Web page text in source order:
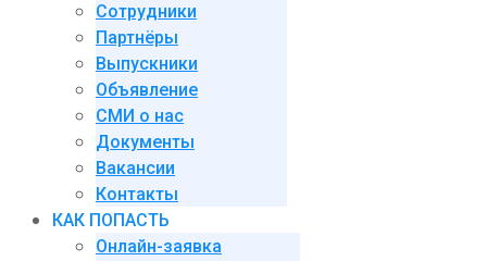
Сотрудники
Партнёры
Выпускники
Объявление
СМИ о нас
Документы
Вакансии
Контакты
КАК ПОПАСТЬ
Онлайн-заявка